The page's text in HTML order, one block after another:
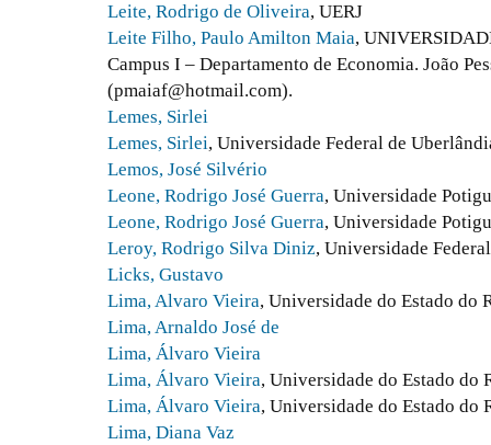
Leite, Rodrigo de Oliveira, UERJ
Leite Filho, Paulo Amilton Maia,
Campus I – Departamento de Economia. João
(pmaiaf@hotmail.com).
Lemes, Sirlei
Lemes, Sirlei, Universidade Federal de
Lemos, José Silvério
Leone, Rodrigo José Guerra, Universidade
Leone, Rodrigo José Guerra, Universidade
Leroy, Rodrigo Silva Diniz, Universidade
Licks, Gustavo
Lima, Alvaro Vieira, Universidade do Estado do
Lima, Arnaldo José de
Lima, Álvaro Vieira
Lima, Álvaro Vieira, Universidade do Estado do
Lima, Álvaro Vieira, Universidade do Estado do
Lima, Diana Vaz